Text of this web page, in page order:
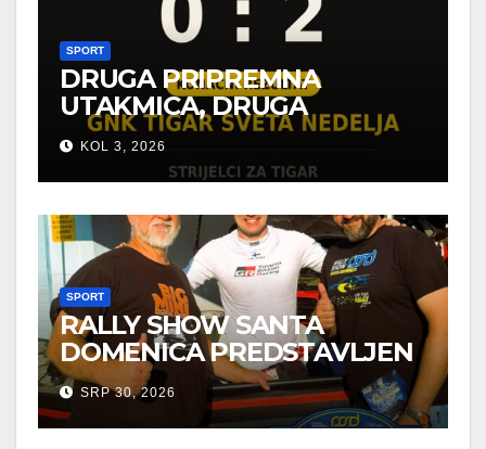
SPORT
DRUGA PRIPREMNA
UTAKMICA, DRUGA
POBJEDA ZA TIGROVE
KOL 3, 2026
SPORT
RALLY SHOW SANTA
DOMENICA PREDSTAVLJEN
U AUSTRIJI
SRP 30, 2026